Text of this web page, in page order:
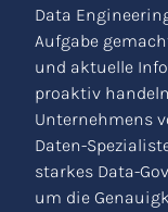
Data
Aufgabe
und aktuelle
proaktiv
Unternehmens
Daten-
starkes Data-
um die